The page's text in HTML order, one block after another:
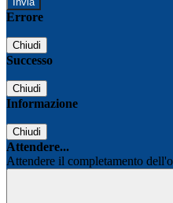
Errore
Chiudi
Successo
Chiudi
Informazione
Chiudi
Attendere...
Attendere il completamento